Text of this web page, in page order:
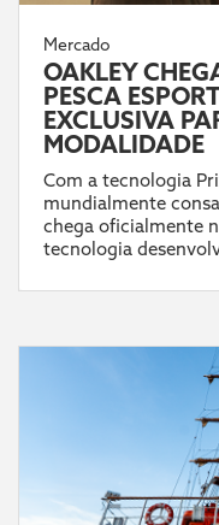
Mercado
OAKLEY
PESCA
EXCLUSIVA
MODALIDADE
Com a tecnologia
mundialmente
chega oficialmente
tecnologia